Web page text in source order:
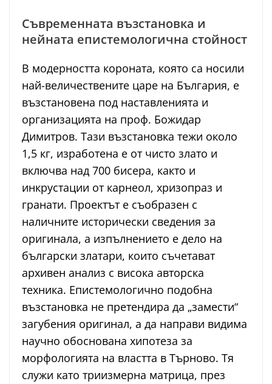
Съвременната възстановка и
нейната епистемологична стойност
В модерността короната, която са носили
най-величествените царе на България, е
възстановена под наставленията и
организацията на проф. Божидар
Димитров. Тази възстановка тежи около
1,5 кг, изработена е от чисто злато и
включва над 700 бисера, както и
инкрустации от карнеол, хризопраз и
гранати. Проектът е съобразен с
наличните исторически сведения за
оригинала, а изпълнението е дело на
български златари, които съчетават
архивен анализ с висока авторска
техника. Епистемологично подобна
възстановка не претендира да „замести“
загубения оригинал, а да направи видима
научно обоснована хипотеза за
морфологията на властта в Търново. Тя
служи като триизмерна матрица, през